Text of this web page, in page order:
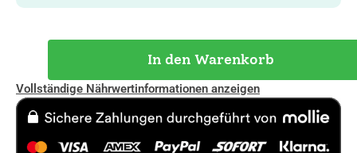
In den Warenkorb
Vollständige Nährwertinformationen anzeigen